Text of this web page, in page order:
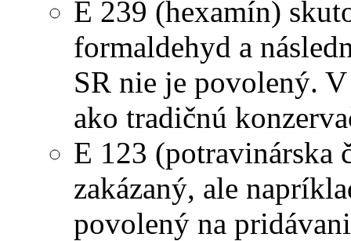
E 239 (hexamín)
formaldehyd a
SR nie je povolený.
ako tradičnú
E 123 (potravinárska
zakázaný, ale
povolený na